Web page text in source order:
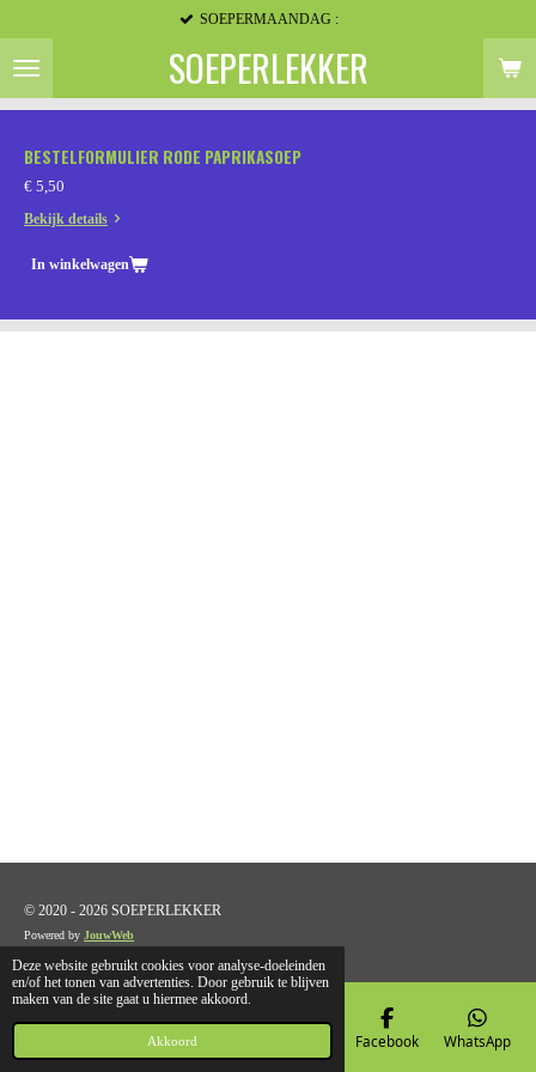
Deze website gebruikt cookies voor analyse-doeleinden
en/of het tonen van advertenties. Door gebruik te blijven
maken van de site gaat u hiermee akkoord.
Akkoord
naar
de
SOEPERLEKKER
SOEPERMAANDAG :
BESTELFORMULIER RODE PAPRIKASOEP
€ 5,50
Bekijk details
In winkelwagen
© 2020 - 2026 SOEPERLEKKER
Powered by JouwWeb
Telefoonnummer Facebook WhatsApp